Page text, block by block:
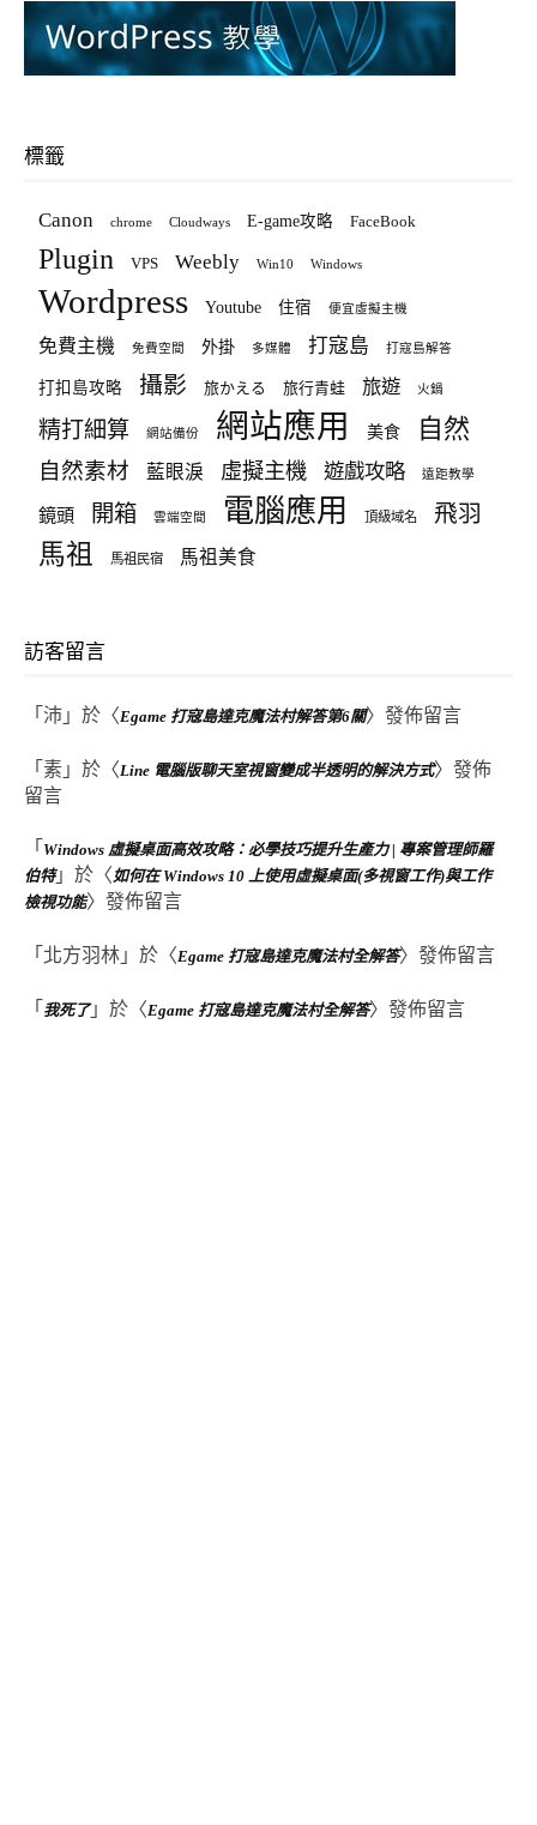
標籤
Canon chrome Cloudways E-game攻略 FaceBook
Plugin VPS Weebly Win10 Windows
Wordpress Youtube 住宿 便宜虛擬主機
免費主機 免費空間 外掛 多媒體 打寇島 打寇島解答
打扣島攻略 攝影 旅かえる 旅行青蛙 旅遊 火鍋
精打細算 網站備份 網站應用 美食 自然
自然素材 藍眼淚 虛擬主機 遊戲攻略 遠距教學
鏡頭 開箱 雲端空間 電腦應用 頂級域名 飛羽
馬祖 馬祖民宿 馬祖美食
訪客留言
「 沛 」於〈Egame 打寇島達克魔法村解答第6關〉發佈留言
「 素 」於〈Line 電腦版聊天室視窗變成半透明的解決方式〉發佈
留言
「 Windows 虛擬桌面高效攻略：必學技巧提升生產力 | 專案管理師羅
伯特」於〈 如何在 Windows 10 上使用虛擬桌面(多視窗工作)與工作
檢視功能〉發佈留言
「 北方羽林 」於〈Egame 打寇島達克魔法村全解答〉發佈留言
「 我死了」於〈Egame 打寇島達克魔法村全解答〉發佈留言